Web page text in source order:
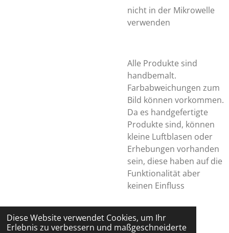
Diese Website verwendet Cookies, um Ihr
Erlebnis zu verbessern und maßgeschneiderte
nicht in der Mikrowelle
verwenden
Alle Produkte sind
handbemalt.
Farbabweichungen zum
Bild können vorkommen.
Da es handgefertigte
Produkte sind, können
kleine Luftblasen oder
Erhebungen vorhanden
sein, diese haben auf die
Funktionalität aber
keinen Einfluss